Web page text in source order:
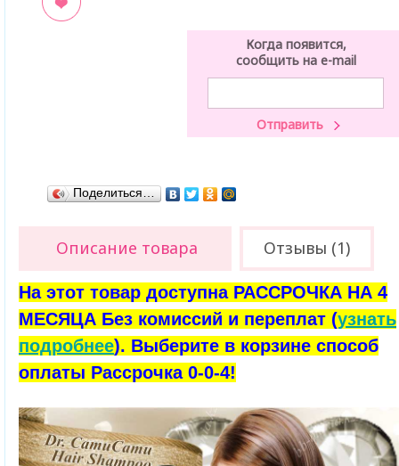
Когда появится,
сообщить на e-mail
Поделиться…
Описание товара Отзывы (1)
На этот товар доступна РАССРОЧКА НА 4
МЕСЯЦА Без комиссий и переплат (узнать
подробнее). Выберите в корзине способ
оплаты Рассрочка 0-0-4!